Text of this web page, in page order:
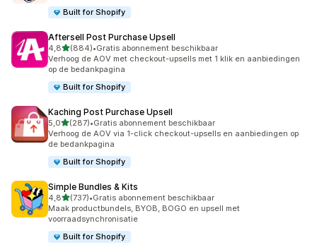
Built for Shopify
Aftersell Post Purchase Upsell
4,8van 5 sterren
(884)
884 recensies in totaal
•Gratis abonnement beschikbaar
Verhoog de AOV met checkout-upsells met 1 klik en aanbiedingen
op de bedankpagina
Built for Shopify
Kaching Post Purchase Upsell
5,0van 5 sterren
(287)
287 recensies in totaal
•Gratis abonnement beschikbaar
Verhoog de AOV via 1-click checkout-upsells en aanbiedingen op
de bedankpagina
Built for Shopify
Simple Bundles & Kits
4,8van 5 sterren
(737)
737 recensies in totaal
•Gratis abonnement beschikbaar
Maak productbundels, BYOB, BOGO en upsell met
voorraadsynchronisatie
Built for Shopify